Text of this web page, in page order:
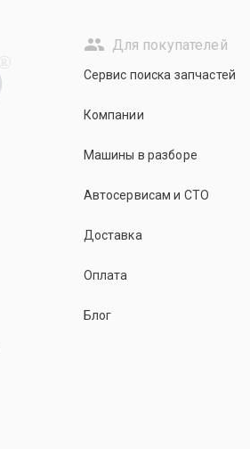
R
Для покупателей
Сервис поиска запчастей
Компании
Машины в разборе
Автосервисам и СТО
Доставка
Оплата
Блог